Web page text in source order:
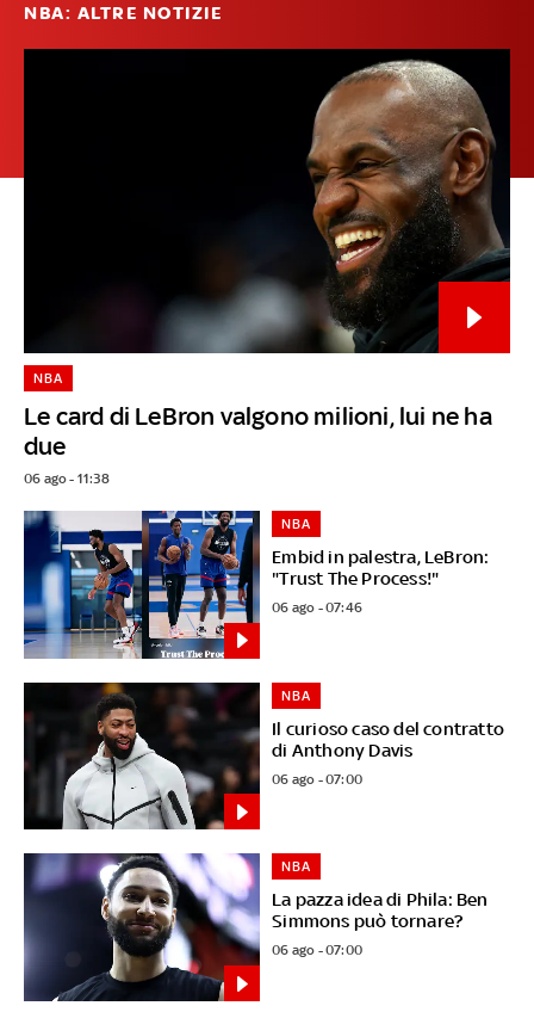
NBA: ALTRE NOTIZIE
Le card di LeBron valgono milioni, lui ne ha
due
NBA
06 ago - 11:38
Embid in palestra, LeBron:
"Trust The Process!"
NBA
06 ago - 07:46
Il curioso caso del contratto
di Anthony Davis
NBA
06 ago - 07:00
La pazza idea di Phila: Ben
Simmons può tornare?
NBA
06 ago - 07:00